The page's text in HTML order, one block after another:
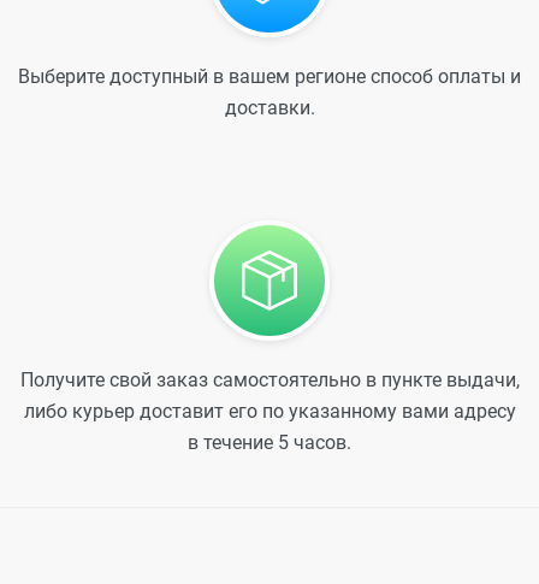
Выберите доступный в вашем регионе способ оплаты и
доставки.
Получите свой заказ самостоятельно в пункте выдачи,
либо курьер доставит его по указанному вами адресу
в течение 5 часов.